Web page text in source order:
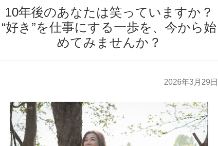
10年後のあなたは笑っていますか？
“好き”を仕事にする一歩を、今から始
めてみませんか？
2026年3月29日